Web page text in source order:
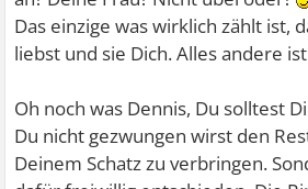
Das einzige was wirklich zählt ist,
liebst und sie Dich. Alles andere
Oh noch was Dennis, Du solltest
Du nicht gezwungen wirst den
Deinem Schatz zu verbringen.